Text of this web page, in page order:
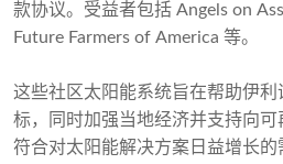
款协议。受益者包括 Angels on
Future Farmers of America 等。
这些社区太阳能系统旨在帮助伊利
标，同时加强当地经济并支持向可
符合对太阳能解决方案日益增长